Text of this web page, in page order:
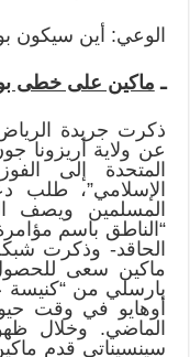
الوعي: أين سيكون
ـ ماكين على خطى
عن ولاية أريزونا
المتحدة إلى
الإسلامي”، طلب
المسلمين ويصف
“الناطق باسم
الحاقد- وذكرت
ماكين سعى
بارسلي من “كنيسة
أوهايو في وقت
الماضي. وخلال
سينسيناتي قدم